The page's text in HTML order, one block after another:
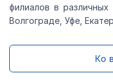
филиалов в различных
Волгограде, Уфе,
Ко